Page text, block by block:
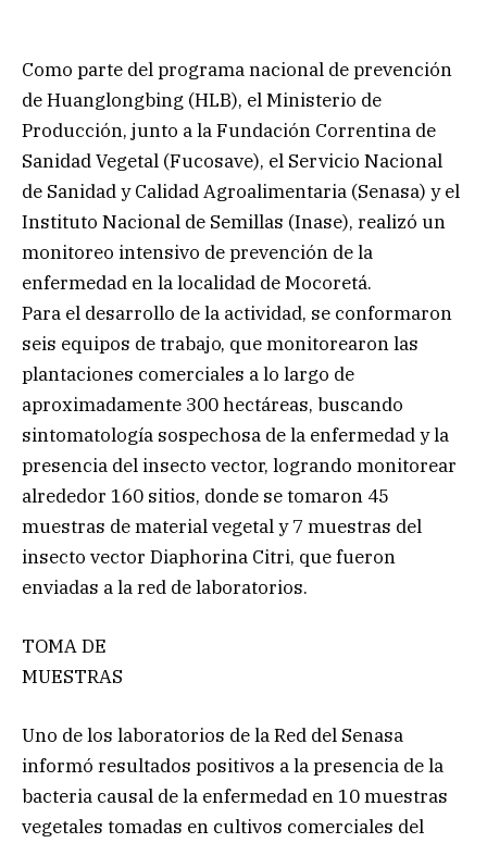
Como parte del programa nacional de prevención
de Huanglongbing (HLB), el Ministerio de
Producción, junto a la Fundación Correntina de
Sanidad Vegetal (Fucosave), el Servicio Nacional
de Sanidad y Calidad Agroalimentaria (Senasa) y el
Instituto Nacional de Semillas (Inase), realizó un
monitoreo intensivo de prevención de la
enfermedad en la localidad de Mocoretá.
Para el desarrollo de la actividad, se conformaron
seis equipos de trabajo, que monitorearon las
plantaciones comerciales a lo largo de
aproximadamente 300 hectáreas, buscando
sintomatología sospechosa de la enfermedad y la
presencia del insecto vector, logrando monitorear
alrededor 160 sitios, donde se tomaron 45
muestras de material vegetal y 7 muestras del
insecto vector Diaphorina Citri, que fueron
enviadas a la red de laboratorios.
TOMA DE
MUESTRAS
Uno de los laboratorios de la Red del Senasa
informó resultados positivos a la presencia de la
bacteria causal de la enfermedad en 10 muestras
vegetales tomadas en cultivos comerciales del